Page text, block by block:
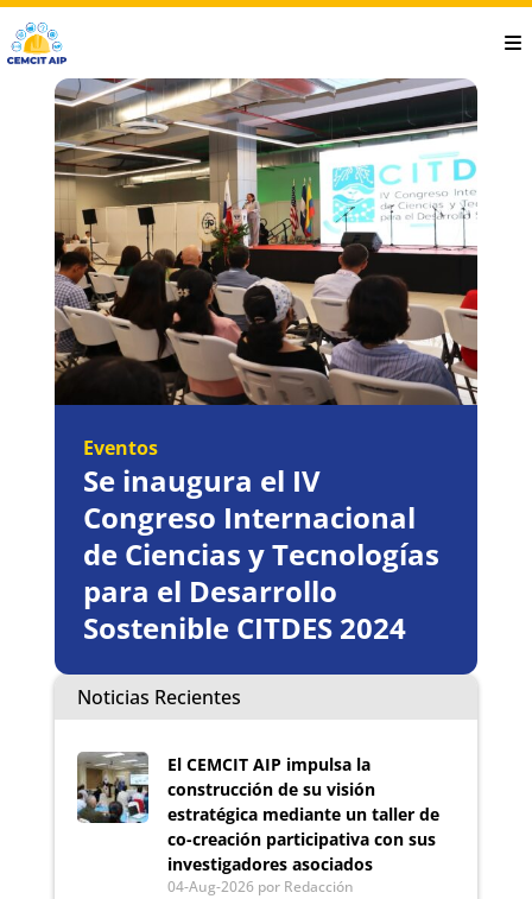
Saltar
al
contenido
principal
Eventos
Se inaugura el IV
Congreso Internacional
de Ciencias y Tecnologías
para el Desarrollo
Sostenible CITDES 2024
Noticias Recientes
El CEMCIT AIP impulsa la
construcción de su visión
estratégica mediante un taller de
co-creación participativa con sus
investigadores asociados
04-Aug-2026por Redacción